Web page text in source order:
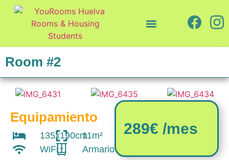
Room #2
Equipamiento
135x190cm11m²
WiFi
Armario
289€ /mes